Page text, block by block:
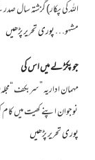
اللہ کی پکار) گزشتہ سال
مشہو…پوری تحریر پڑھیں
جو پکڑ لے میں اس کی
نوجوان اپنے کھیت میں
پوری تحریر پڑھیں